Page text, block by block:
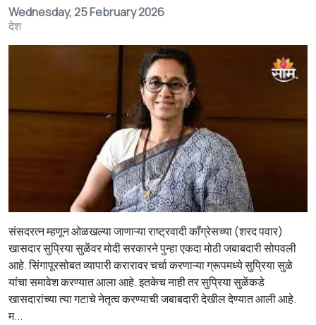
Wednesday, 25 February 2026
देश
संसदरत्न म्हणून ओळखल्या जाणाऱ्या राष्ट्रवादी काँग्रेसच्या (शरद पवार)
खासदार सुप्रिया सुळेंवर मोदी सरकारने पुन्हा एकदा मोठी जबाबदारी सोपवली
आहे. सिंगापूरसोबत व्यापारी करारावर चर्चा करणाऱ्या ग्रूपमध्ये सुप्रिया सुळे
यांचा समावेश करण्यात आला आहे. इतकेच नाही तर सुप्रिया सुळेंकडे
खासदारांच्या त्या गटाचे नेतृत्व करण्याची जबाबदारी देखील देण्यात आली आहे.
म...